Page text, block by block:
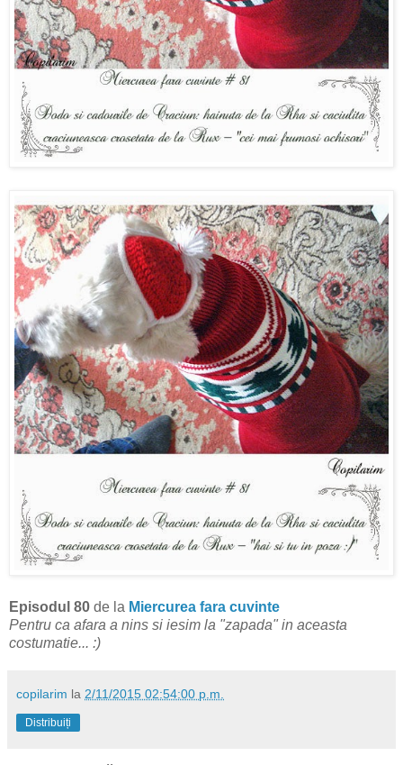
Episodul 80 de la Miercurea fara cuvinte
Pentru ca afara a nins si iesim la "zapada" in aceasta
costumatie... :)
copilarim la 2/11/2015 02:54:00 p.m.
Distribuiți